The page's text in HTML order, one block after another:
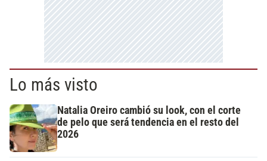
Lo más visto
Natalia Oreiro cambió su look, con el corte
de pelo que será tendencia en el resto del
2026